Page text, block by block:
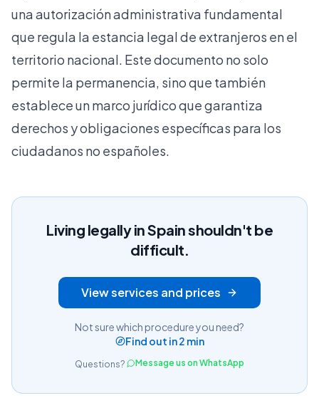
una autorización administrativa fundamental
que regula la estancia legal de extranjeros en el
territorio nacional. Este documento no solo
permite la permanencia, sino que también
establece un marco jurídico que garantiza
derechos y obligaciones específicas para los
ciudadanos no españoles.
Living legally in Spain shouldn't be
difficult.
View services and prices
Not sure which procedure you need?
Find out in 2 min
Questions? Message us on WhatsApp